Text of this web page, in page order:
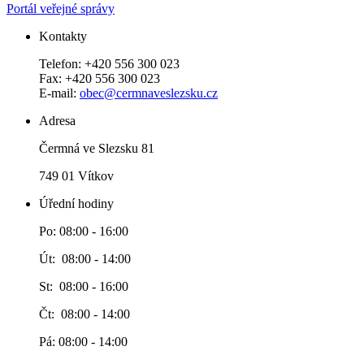
Portál veřejné správy
Kontakty
Telefon: +420 556 300 023
Fax: +420 556 300 023
E-mail: obec@cermnaveslezsku.cz
Adresa
Čermná ve Slezsku 81
749 01 Vítkov
Úřední hodiny
Po: 08:00 - 16:00
Út: 08:00 - 14:00
St: 08:00 - 16:00
Čt: 08:00 - 14:00
Pá: 08:00 - 14:00